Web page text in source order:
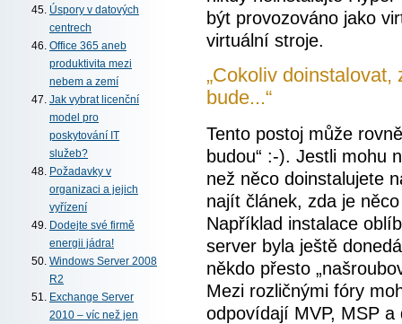
Úspory v datových
centrech
Office 365 aneb
produktivita mezi
nebem a zemí
Jak vybrat licenční
model pro
poskytování IT
služeb?
Požadavky v
organizaci a jejich
vyřízení
Dodejte své firmě
energii jádra!
Windows Server 2008
R2
Exchange Server
2010 – víc než jen
být provozováno jako
virtuální stroje.
„Cokoliv
bude...“
Tento postoj může
budou“ :-). Jestli mohu
než něco doinstalujete
najít článek, zda je
Například instalace
server byla ještě
někdo přesto
Mezi rozličnými fóry
odpovídají MVP, MSP